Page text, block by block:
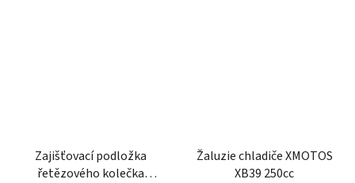
Zajišťovací podložka
řetězového kolečka
Žaluzie chladiče XMOTOS
XB39 250cc